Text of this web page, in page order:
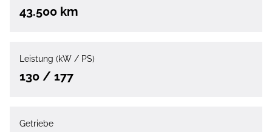
43.500 km
Leistung (kW / PS)
130 / 177
Getriebe